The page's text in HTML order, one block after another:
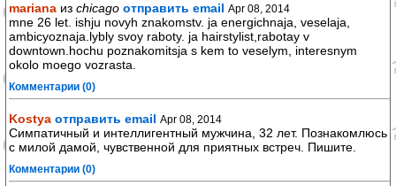
mariana из chicago отправить email Apr 08, 2014
mne 26 let. ishju novyh znakomstv. ja energichnaja, veselaja,
ambicyoznaja.lybly svoy raboty. ja hairstylist,rabotay v
downtown.hochu poznakomitsja s kem to veselym, interesnym
okolo moego vozrasta.
Комментарии (0)
Kostya отправить email Apr 08, 2014
Симпатичный и интеллигентный мужчина, 32 лет. Познакомлюсь
с милой дамой, чувственной для приятных встреч. Пишите.
Комментарии (0)